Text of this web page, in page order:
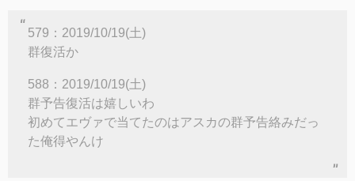
579：2019/10/19(土)
群復活か
588：2019/10/19(土)
群予告復活は嬉しいわ
初めてエヴァで当てたのはアスカの群予告絡みだっ
た俺得やんけ